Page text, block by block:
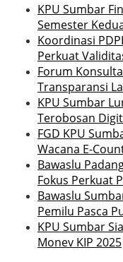
KPU Sumbar
Semester
Koordinasi
Perkuat
Forum
Transparansi
KPU Sumbar
Terobosan
FGD KPU
Wacana E-
Bawaslu
Fokus Perkuat
Bawaslu
Pemilu Pasca
KPU Sumbar
Monev KIP 2025